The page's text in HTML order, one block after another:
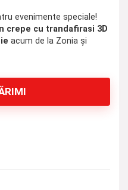
evenimente speciale!
crepe cu trandafirasi 3D
acum de la Zonia și